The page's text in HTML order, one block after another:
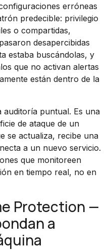
erróneas
predecible: privilegio
o compartidas,
desapercibidas
estaba buscándolas, y
que no activan alertas
están dentro de la
puntual. Es una
de ataque de un
se actualiza, recibe una
a un nuevo servicio.
que monitoreen
en tiempo real, no en
Protection —
a